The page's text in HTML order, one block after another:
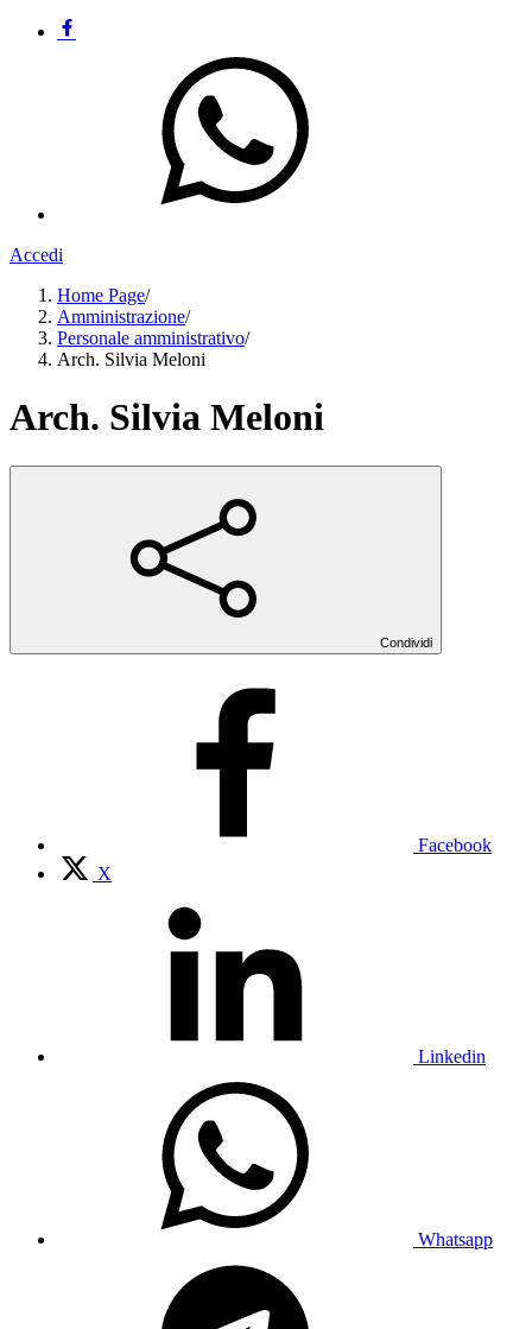
Accedi
Home Page/
Amministrazione/
Personale amministrativo/
Arch. Silvia Meloni
Arch. Silvia Meloni
Condividi
Facebook
X
Linkedin
Whatsapp